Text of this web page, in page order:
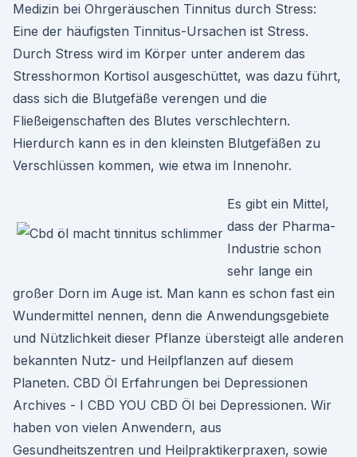
Medizin bei Ohrgeräuschen Tinnitus durch Stress:
Eine der häufigsten Tinnitus-Ursachen ist Stress.
Durch Stress wird im Körper unter anderem das
Stresshormon Kortisol ausgeschüttet, was dazu führt,
dass sich die Blutgefäße verengen und die
Fließeigenschaften des Blutes verschlechtern.
Hierdurch kann es in den kleinsten Blutgefäßen zu
Verschlüssen kommen, wie etwa im Innenohr.
Es gibt ein Mittel,
dass der Pharma-
Industrie schon
sehr lange ein
großer Dorn im Auge ist. Man kann es schon fast ein
Wundermittel nennen, denn die Anwendungsgebiete
und Nützlichkeit dieser Pflanze übersteigt alle anderen
bekannten Nutz- und Heilpflanzen auf diesem
Planeten. CBD Öl Erfahrungen bei Depressionen
Archives - I CBD YOU CBD Öl bei Depressionen. Wir
haben von vielen Anwendern, aus
Gesundheitszentren und Heilpraktikerpraxen, sowie